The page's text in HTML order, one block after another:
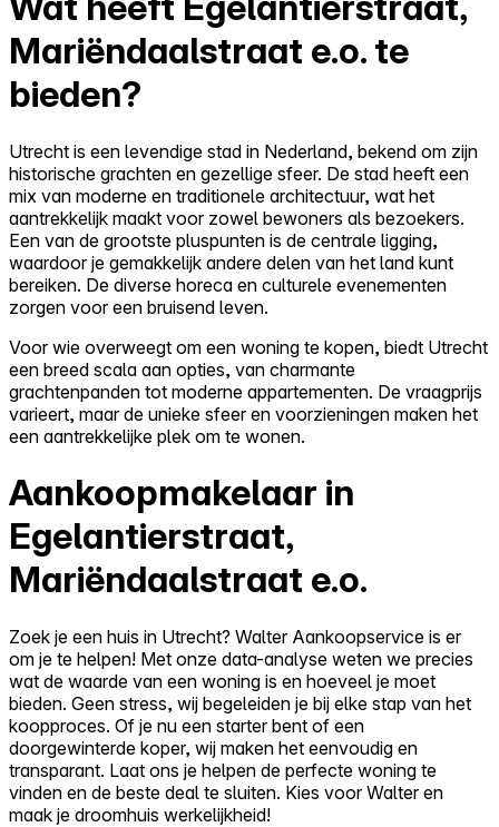
Mariëndaalstraat e.o. te
bieden?
Utrecht is een levendige stad in Nederland, bekend om zijn
historische grachten en gezellige sfeer. De stad heeft een
mix van moderne en traditionele architectuur, wat het
aantrekkelijk maakt voor zowel bewoners als bezoekers.
Een van de grootste pluspunten is de centrale ligging,
waardoor je gemakkelijk andere delen van het land kunt
bereiken. De diverse horeca en culturele evenementen
zorgen voor een bruisend leven.
Voor wie overweegt om een woning te kopen, biedt Utrecht
een breed scala aan opties, van charmante
grachtenpanden tot moderne appartementen. De vraagprijs
varieert, maar de unieke sfeer en voorzieningen maken het
een aantrekkelijke plek om te wonen.
Aankoopmakelaar in
Egelantierstraat,
Mariëndaalstraat e.o.
Zoek je een huis in Utrecht? Walter Aankoopservice is er
om je te helpen! Met onze data-analyse weten we precies
wat de waarde van een woning is en hoeveel je moet
bieden. Geen stress, wij begeleiden je bij elke stap van het
koopproces. Of je nu een starter bent of een
doorgewinterde koper, wij maken het eenvoudig en
transparant. Laat ons je helpen de perfecte woning te
vinden en de beste deal te sluiten. Kies voor Walter en
maak je droomhuis werkelijkheid!